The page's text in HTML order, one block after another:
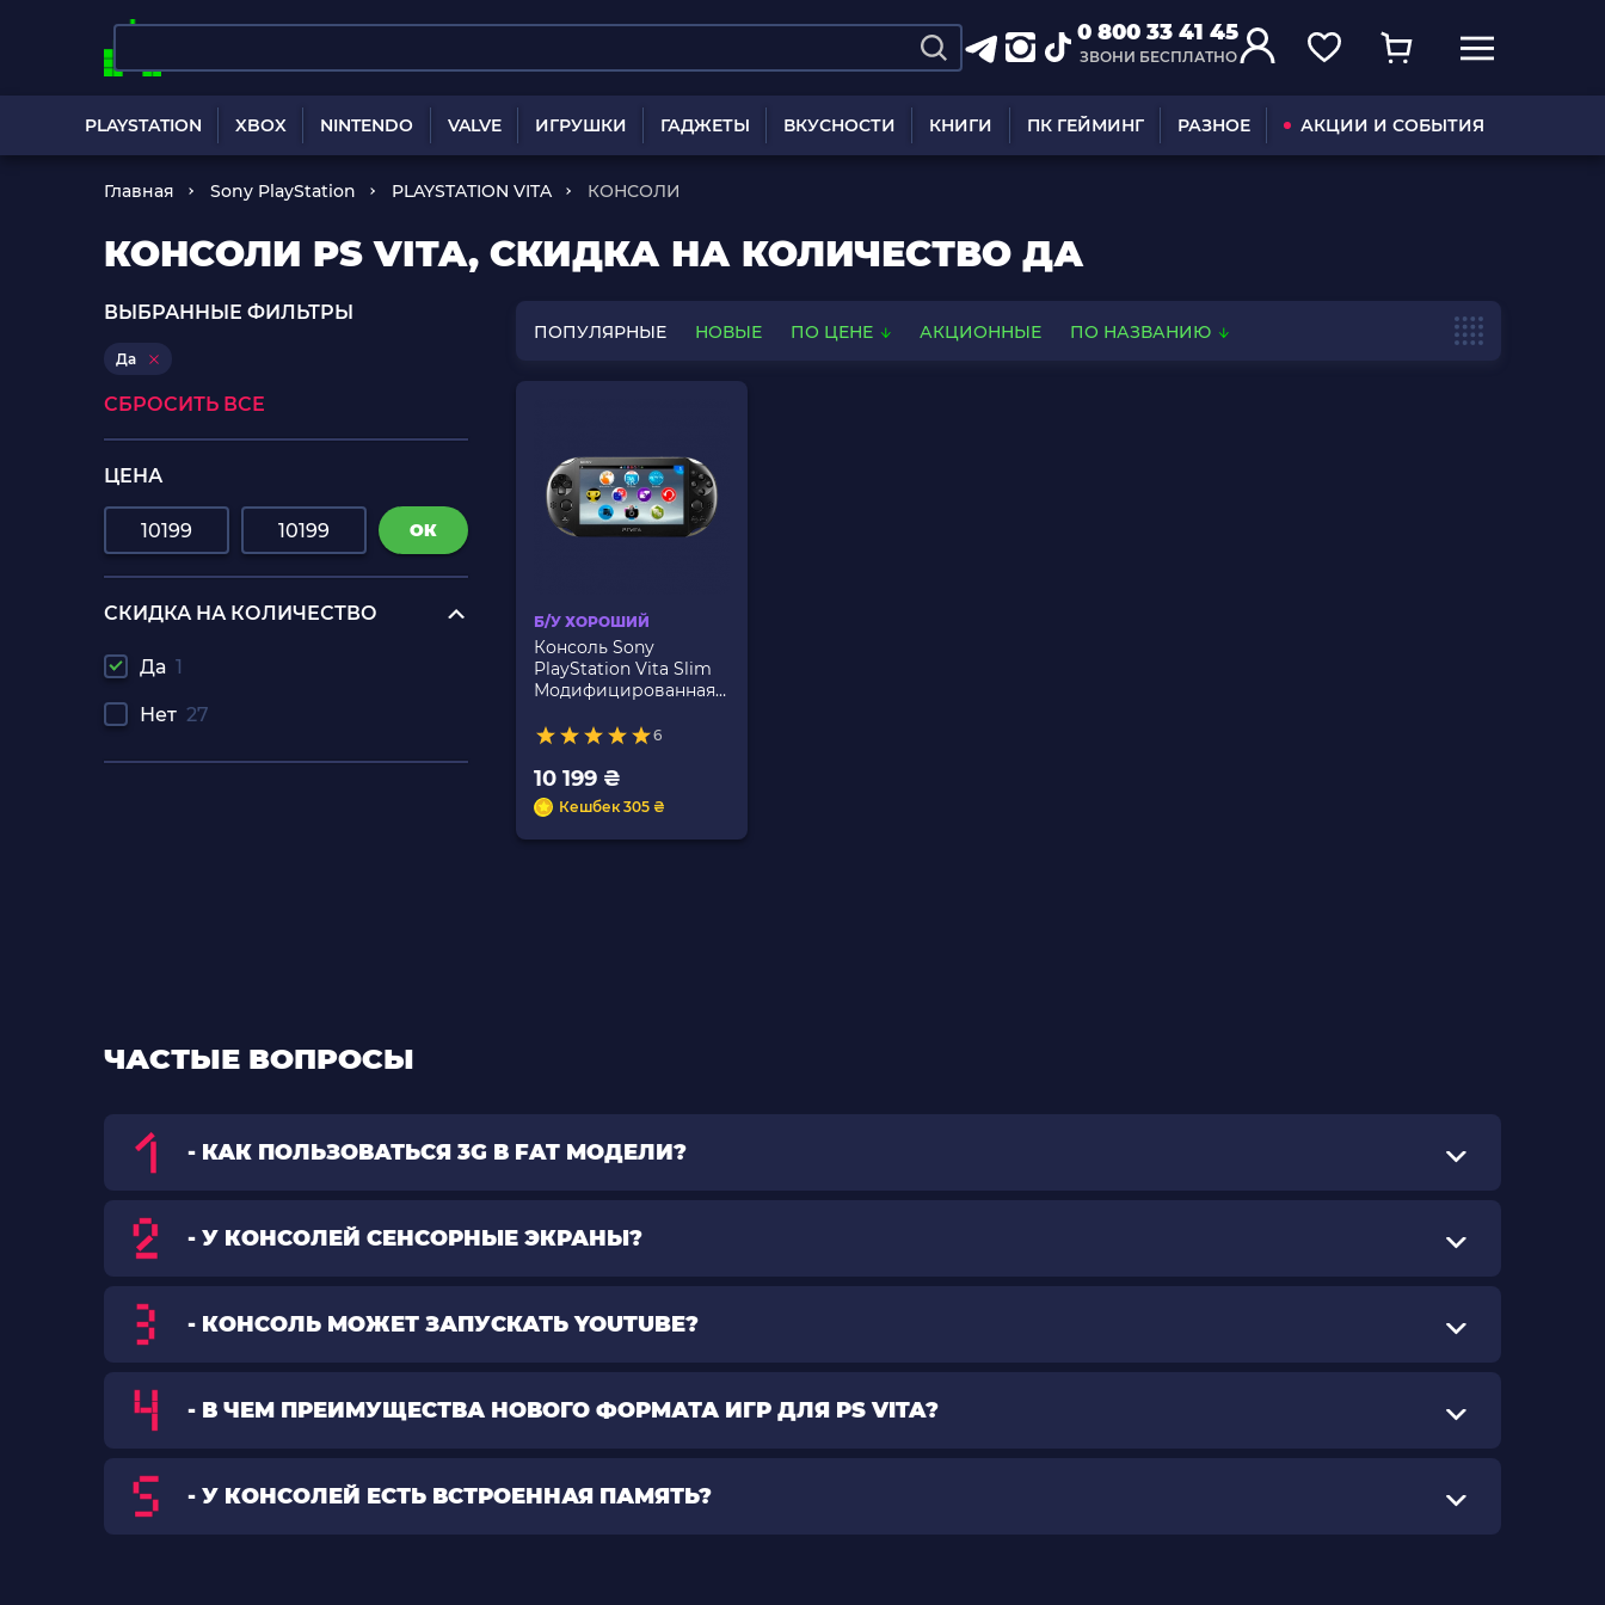
0 800 33 41 45
ЗВОНИ БЕСПЛАТНО
PLAYSTATION XBOX NINTENDO VALVE ИГРУШКИ ГАДЖЕТЫ ВКУСНОСТИ КНИГИ ПК ГЕЙМИНГ РАЗНОЕ АКЦИИ И СОБЫТИЯ
Главная Sony PlayStation PLAYSTATION VITA КОНСОЛИ
КОНСОЛИ PS VITA, СКИДКА НА КОЛИЧЕСТВО ДА
ВЫБРАННЫЕ ФИЛЬТРЫ
Да
СБРОСИТЬ ВСЕ
ЦЕНА
ОК
СКИДКА НА КОЛИЧЕСТВО
Да 1
Нет 27
ПОПУЛЯРНЫЕ НОВЫЕ ПО ЦЕНЕ АКЦИОННЫЕ ПО НАЗВАНИЮ
Б/У ХОРОШИЙ
Консоль Sony
PlayStation Vita Slim
Модифицированная
6
10 199 ₴
Кешбек 305 ₴
ЧАСТЫЕ ВОПРОСЫ
- КАК ПОЛЬЗОВАТЬСЯ 3G В FAT МОДЕЛИ?
- У КОНСОЛЕЙ СЕНСОРНЫЕ ЭКРАНЫ?
- КОНСОЛЬ МОЖЕТ ЗАПУСКАТЬ YOUTUBE?
- В ЧЕМ ПРЕИМУЩЕСТВА НОВОГО ФОРМАТА ИГР ДЛЯ PS VITA?
- У КОНСОЛЕЙ ЕСТЬ ВСТРОЕННАЯ ПАМЯТЬ?